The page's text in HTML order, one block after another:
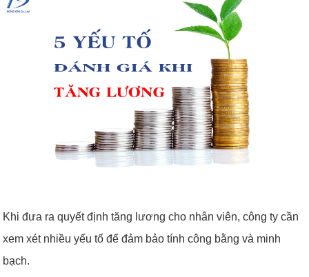
Khi đưa ra quyết định tăng lương cho nhân viên, công ty cần
xem xét nhiều yếu tố để đảm bảo tính công bằng và minh
bạch.